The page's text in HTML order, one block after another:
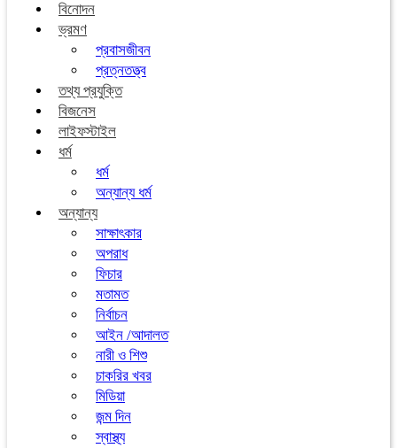
বিনোদন
ভ্রমণ
প্রবাসজীবন
প্রত্নতত্ত্ব
তথ্য প্রযুক্তি
বিজনেস
লাইফস্টাইল
ধর্ম
ধর্ম
অন্যান্য ধর্ম
অন্যান্য
সাক্ষাৎকার
অপরাধ
ফিচার
মতামত
নির্বাচন
আইন /আদালত
নারী ও শিশু
চাকরির খবর
মিডিয়া
জন্ম দিন
স্বাস্থ্য